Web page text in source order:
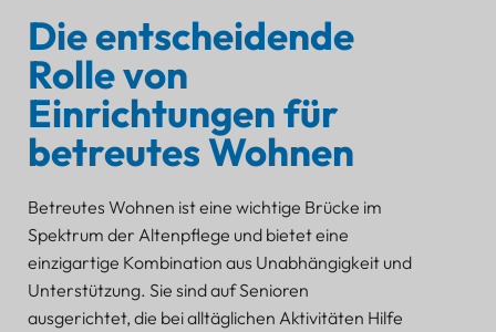
Die entscheidende
Rolle von
Einrichtungen für
betreutes Wohnen
Betreutes Wohnen ist eine wichtige Brücke im
Spektrum der Altenpflege und bietet eine
einzigartige Kombination aus Unabhängigkeit und
Unterstützung. Sie sind auf Senioren
ausgerichtet, die bei alltäglichen Aktivitäten Hilfe